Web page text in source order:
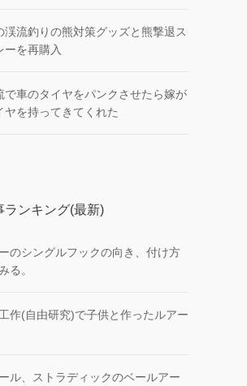
渓流釣りの熊対策グッズと熊撃退ス
ーを再購入
で車のタイヤをパンクさせたら嫁が
ヤを持ってきてくれた
ランキング(最新)
のシングルフックの向き、付け方
る。
作(自由研究)で子供と作ったルアー
ル、ストラディックのベールアー